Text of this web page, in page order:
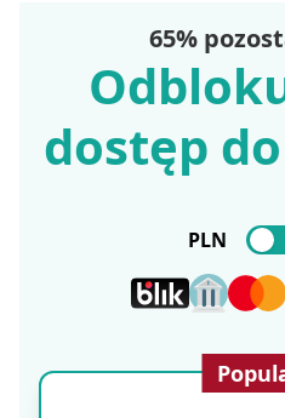
65%
dostęp
PLN